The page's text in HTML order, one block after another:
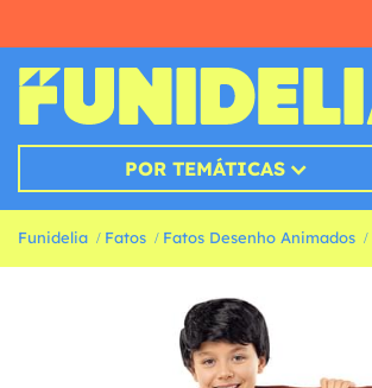
POR TEMÁTICAS
Funidelia Fatos Fatos Desenho Animados